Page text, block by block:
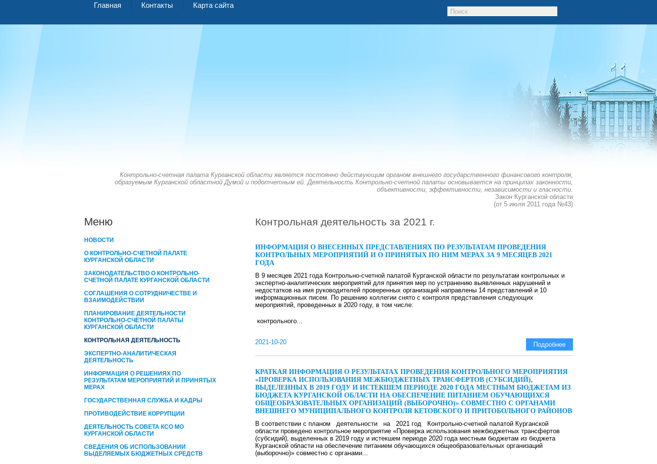
Главная Контакты Карта сайта
Контрольно-счетная палата Курганской области является постоянно действующим органом внешнего государственного финансового контроля,
образуемым Курганской областной Думой и подотчетным ей. Деятельность Контрольно-счетной палаты основывается на принципах законности,
объективности, эффективности, независимости и гласности.
Закон Курганской области
(от 5 июля 2011 года №43)
Меню
НОВОСТИ
О КОНТРОЛЬНО-СЧЕТНОЙ ПАЛАТЕ
КУРГАНСКОЙ ОБЛАСТИ
ЗАКОНОДАТЕЛЬСТВО О КОНТРОЛЬНО-
СЧЕТНОЙ ПАЛАТЕ КУРГАНСКОЙ ОБЛАСТИ
СОГЛАШЕНИЯ О СОТРУДНИЧЕСТВЕ И
ВЗАИМОДЕЙСТВИИ
ПЛАНИРОВАНИЕ ДЕЯТЕЛЬНОСТИ
КОНТРОЛЬНО-СЧЁТНОЙ ПАЛАТЫ
КУРГАНCКОЙ ОБЛАСТИ
КОНТРОЛЬНАЯ ДЕЯТЕЛЬНОСТЬ
ЭКСПЕРТНО-АНАЛИТИЧЕСКАЯ
ДЕЯТЕЛЬНОСТЬ
ИНФОРМАЦИЯ О РЕШЕНИЯХ ПО
РЕЗУЛЬТАТАМ МЕРОПРИЯТИЙ И ПРИНЯТЫХ
МЕРАХ
ГОСУДАРСТВЕННАЯ СЛУЖБА И КАДРЫ
ПРОТИВОДЕЙСТВИЕ КОРРУПЦИИ
ДЕЯТЕЛЬНОСТЬ СОВЕТА КСО МО
КУРГАНСКОЙ ОБЛАСТИ
СВЕДЕНИЯ ОБ ИСПОЛЬЗОВАНИИ
ВЫДЕЛЯЕМЫХ БЮДЖЕТНЫХ СРЕДСТВ
Контрольная деятельность за 2021 г.
ИНФОРМАЦИЯ О ВНЕСЕННЫХ ПРЕДСТАВЛЕНИЯХ ПО РЕЗУЛЬТАТАМ ПРОВЕДЕНИЯ
КОНТРОЛЬНЫХ МЕРОПРИЯТИЙ И О ПРИНЯТЫХ ПО НИМ МЕРАХ ЗА 9 МЕСЯЦЕВ 2021
ГОДА
В 9 месяцев 2021 года Контрольно-счетной палатой Курганской области по результатам контрольных и
экспертно-аналитических мероприятий для принятия мер по устранению выявленных нарушений и
недостатков на имя руководителей проверенных организаций направлены 14 представлений и 10
информационных писем. По решению коллегии снято с контроля представления следующих
мероприятий, проведенных в 2020 году, в том числе:
контрольного...
2021-10-20 Подробнее
КРАТКАЯ ИНФОРМАЦИЯ О РЕЗУЛЬТАТАХ ПРОВЕДЕНИЯ КОНТРОЛЬНОГО МЕРОПРИЯТИЯ
«ПРОВЕРКА ИСПОЛЬЗОВАНИЯ МЕЖБЮДЖЕТНЫХ ТРАНСФЕРТОВ (СУБСИДИЙ),
ВЫДЕЛЕННЫХ В 2019 ГОДУ И ИСТЕКШЕМ ПЕРИОДЕ 2020 ГОДА МЕСТНЫМ БЮДЖЕТАМ ИЗ
БЮДЖЕТА КУРГАНСКОЙ ОБЛАСТИ НА ОБЕСПЕЧЕНИЕ ПИТАНИЕМ ОБУЧАЮЩИХСЯ
ОБЩЕОБРАЗОВАТЕЛЬНЫХ ОРГАНИЗАЦИЙ (ВЫБОРОЧНО)» СОВМЕСТНО С ОРГАНАМИ
ВНЕШНЕГО МУНИЦИПАЛЬНОГО КОНТРОЛЯ КЕТОВСКОГО И ПРИТОБОЛЬНОГО РАЙОНОВ
В соответствии с планом деятельности на 2021 год Контрольно-счетной палатой Курганской
области проведено контрольное мероприятие «Проверка использования межбюджетных трансфертов
(субсидий), выделенных в 2019 году и истекшем периоде 2020 года местным бюджетам из бюджета
Курганской области на обеспечение питанием обучающихся общеобразовательных организаций
(выборочно)» совместно с органами...